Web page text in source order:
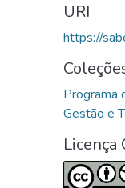
será
interesse
URI
https://
Programa
Gestão e
Licença